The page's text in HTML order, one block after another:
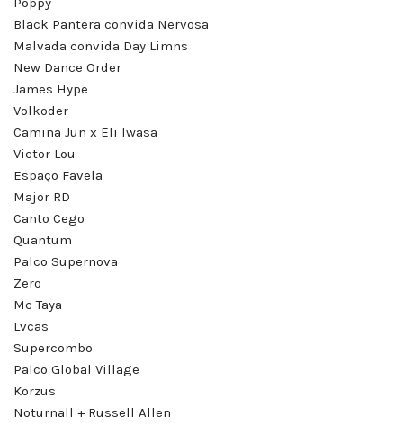
Black Pantera convida Nervosa
Malvada convida Day Limns
New Dance Order
James Hype
Volkoder
Camina Jun x Eli Iwasa
Victor Lou
Espaço Favela
Major RD
Canto Cego
Quantum
Palco Supernova
Zero
Mc Taya
Lvcas
Supercombo
Palco Global Village
Korzus
Noturnall + Russell Allen